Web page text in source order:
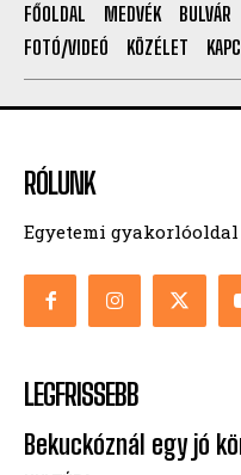
FŐOLDAL MEDVÉK BULVÁR
FOTÓ/VIDEÓ
KÖZÉLET
RÓLUNK
Egyetemi gyakorlóoldal
LEGFRISSEBB
Bekuckóznál egy jó